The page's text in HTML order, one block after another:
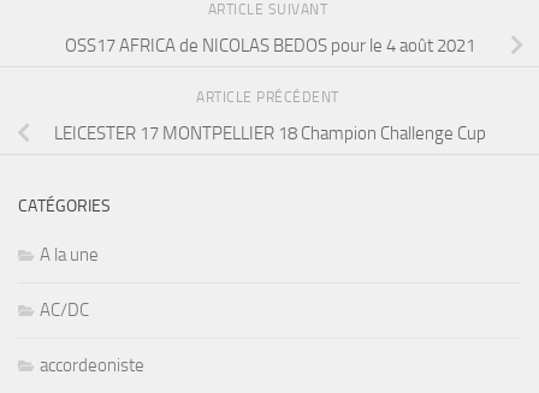
ARTICLE SUIVANT
OSS17 AFRICA de NICOLAS BEDOS pour le 4 août 2021
ARTICLE PRÉCÉDENT
LEICESTER 17 MONTPELLIER 18 Champion Challenge Cup
CATÉGORIES
A la une
AC/DC
accordeoniste